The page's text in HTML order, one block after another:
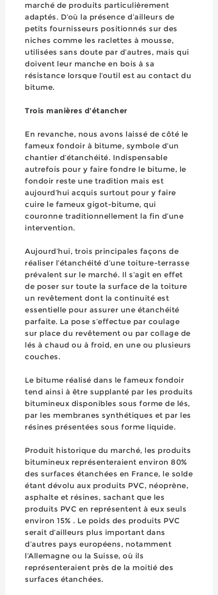
marché de produits particulièrement
adaptés. D’où la présence d’ailleurs de
petits fournisseurs positionnés sur des
niches comme les raclettes à mousse,
utilisées sans doute par d’autres, mais qui
doivent leur manche en bois à sa
résistance lorsque l’outil est au contact du
bitume.
Trois manières d’étancher
En revanche, nous avons laissé de côté le
fameux fondoir à bitume, symbole d’un
chantier d’étanchéité. Indispensable
autrefois pour y faire fondre le bitume, le
fondoir reste une tradition mais est
aujourd’hui acquis surtout pour y faire
cuire le fameux gigot-bitume, qui
couronne traditionnellement la fin d’une
intervention.
Aujourd’hui, trois principales façons de
réaliser l’étanchéité d’une toiture-terrasse
prévalent sur le marché. Il s’agit en effet
de poser sur toute la surface de la toiture
un revêtement dont la continuité est
essentielle pour assurer une étanchéité
parfaite. La pose s’effectue par coulage
sur place du revêtement ou par collage de
lés à chaud ou à froid, en une ou plusieurs
couches.
Le bitume réalisé dans le fameux fondoir
tend ainsi à être supplanté par les produits
bitumineux disponibles sous forme de lés,
par les membranes synthétiques et par les
résines présentées sous forme liquide.
Produit historique du marché, les produits
bitumineux représenteraient environ 80%
des surfaces étanchées en France, le solde
étant dévolu aux produits PVC, néoprène,
asphalte et résines, sachant que les
produits PVC en représentent à eux seuls
environ 15% . Le poids des produits PVC
serait d’ailleurs plus important dans
d’autres pays européens, notamment
l’Allemagne ou la Suisse, où ils
représenteraient près de la moitié des
surfaces étanchées.